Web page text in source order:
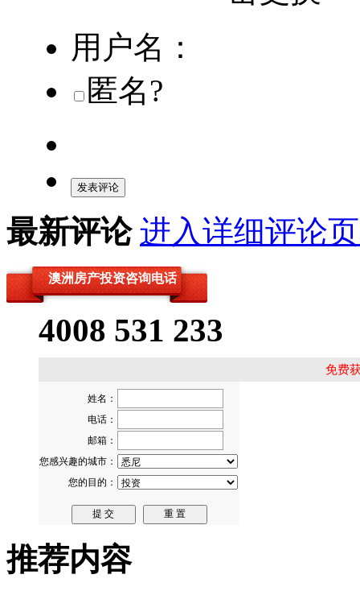
用户名：
匿名?
发表评论
最新评论 进入详细评论
澳洲房产投资咨询电话
4008 531 233
免费
推荐内容